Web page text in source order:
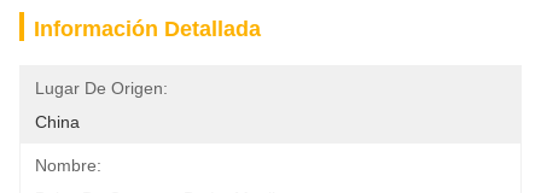
Información Detallada
Lugar De Origen:
China
Nombre: